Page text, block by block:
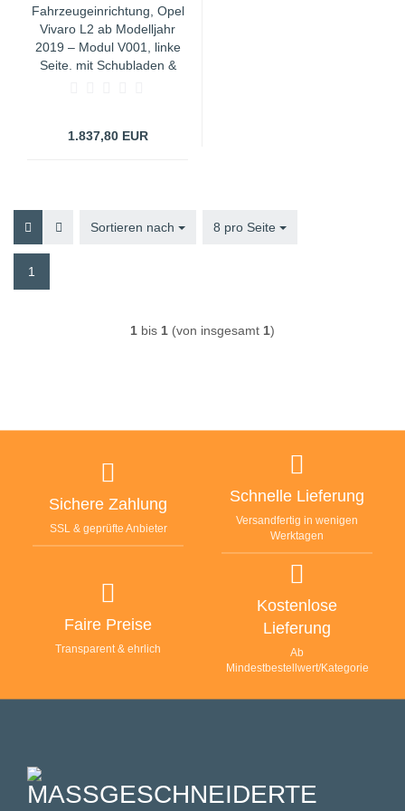
Fahrzeugeinrichtung, Opel
Vivaro L2 ab Modelljahr
2019 – Modul V001, linke
Seite, mit Schubladen &
1.837,80 EUR
Sortieren nach
Sortieren nach 8 pro Seite
pro Seite
1
1 bis 1 (von insgesamt 1)
Sichere Zahlung
SSL & geprüfte Anbieter
Schnelle Lieferung
Versandfertig in wenigen
Werktagen
Faire Preise
Transparent & ehrlich
Kostenlose
Lieferung
Ab
Mindestbestellwert/Kategorie
MASSGESCHNEIDERTE F